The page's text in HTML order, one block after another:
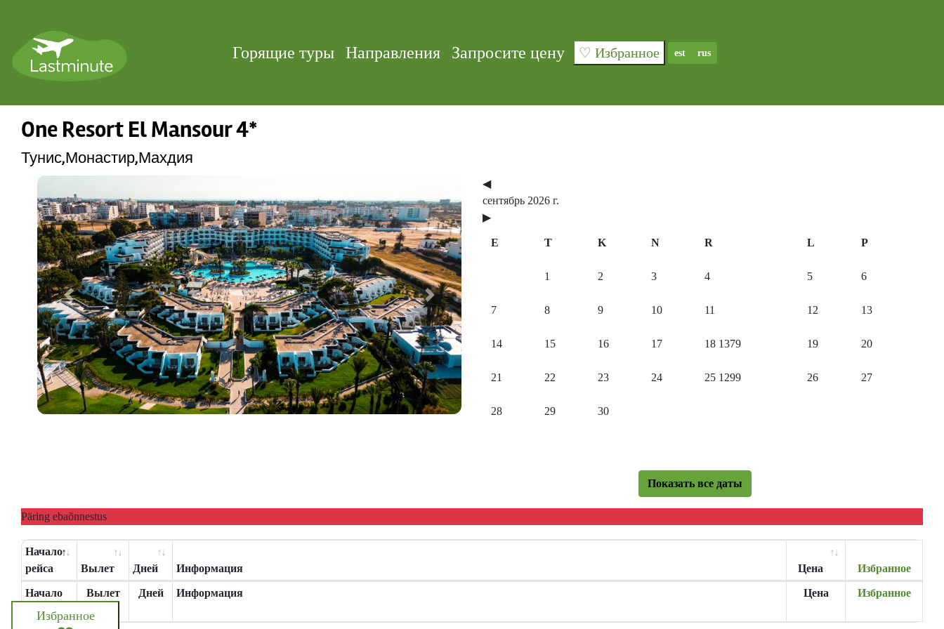
Горящие туры Направления Запросите цену ♡ Избранное est rus
One Resort El Mansour 4*
Тунис,Монастир,Махдия
Previous Next
◀
сентябрь 2026 г.
▶
E T K N R L P
1 2 3 4 5 6
7 8 9 10 11 12 13
14 15 16 17 18 1379 19 20
21 22 23 24 25 1299 26 27
28 29 30
Показать все даты
Päring ebaõnnestus
Начало
рейса
Вылет Дней Информация Цена Избранное
Начало
рейса
Вылет Дней Информация Цена Избранное
Избранное